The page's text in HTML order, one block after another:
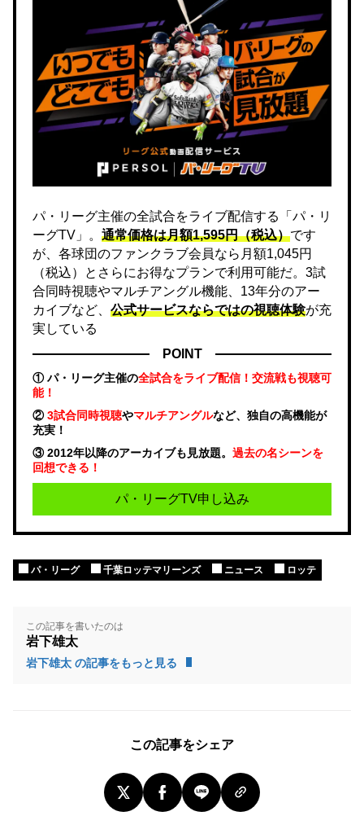
パ・リーグ主催の全試合をライブ配信する「パ・リ
ーグTV」。 通常価格は月額1,595円（税込）です
が、各球団のファンクラブ会員なら月額1,045円
（税込）とさらにお得なプランで利用可能だ。3試
合同時視聴やマルチアングル機能、13年分のアー
カイブなど、 公式サービスならではの視聴体験が充
実している
POINT
① パ・リーグ主催の全試合をライブ配信！交流戦も視聴可
能！
②3試合同時視聴やマルチアングルなど、独自の高機能が
充実！
③ 2012年以降のアーカイブも見放題。 過去の名シーンを
回想できる！
パ・リーグTV申し込み
パ・リーグ 千葉ロッテマリーンズ ニュース ロッテ
この記事を書いたのは
岩下雄太
岩下雄太 の記事をもっと見る
この記事をシェア